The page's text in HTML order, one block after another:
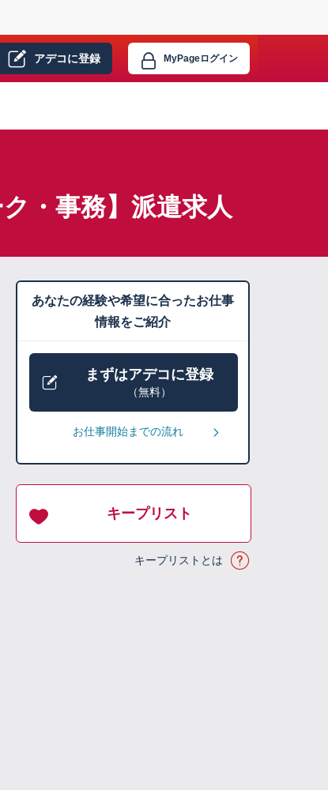
アデコに登録 MyPageログイン
・事務】派遣求人
あなたの経験や希望に合ったお仕事
情報をご紹介
まずはアデコに登録
（無料）
お仕事開始までの流れ
キープリスト
キープリストとは